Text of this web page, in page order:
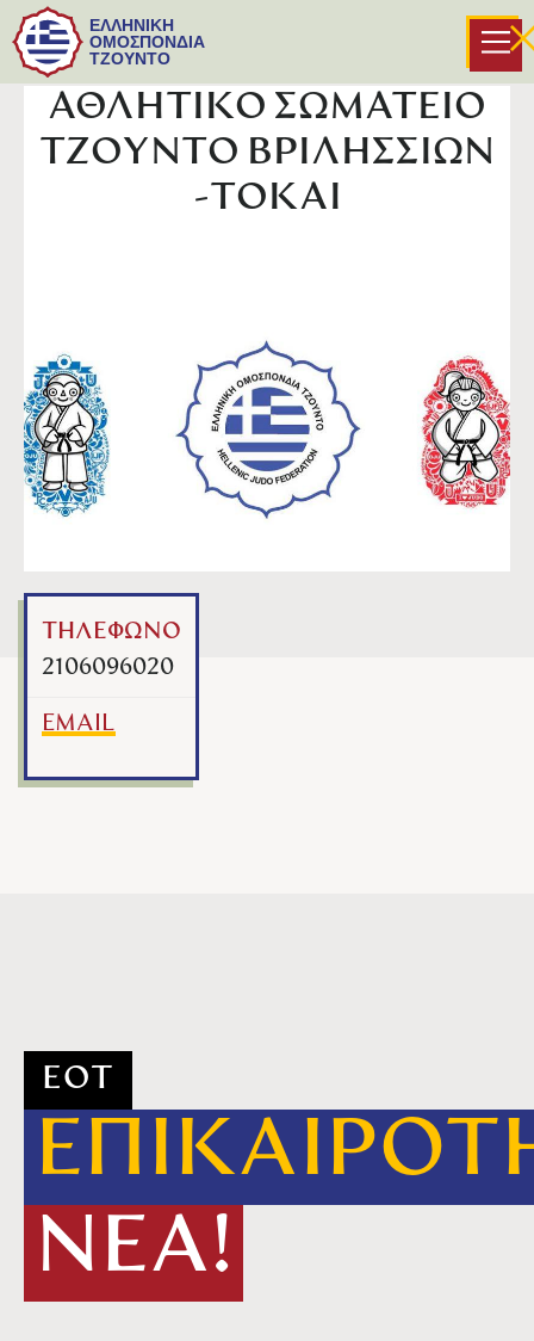
ΕΛΛΗΝΙΚΗ
ΟΜΟΣΠΟΝΔΙΑ
ΤΖΟΥΝΤΟ
ΑΘΛΗΤΙΚΟ ΣΩΜΑΤΕΙΟ
ΤΖΟΥΝΤΟ ΒΡΙΛΗΣΣΙΩΝ
-ΤΟΚΑΙ
ΤΗΛΕΦΩΝΟ
2106096020
EMAIL
ΕΟΤ
ΝΕΑ!